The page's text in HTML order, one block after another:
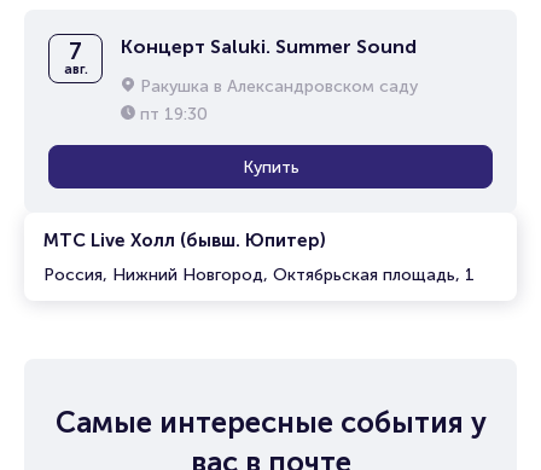
МТС Live Холл (бывш. Юпитер)
Россия, Нижний Новгород, Октябрьская площадь, 1
7
авг.
Концерт Saluki. Summer Sound
Ракушка в Александровском саду
пт 19:30
Купить
Самые интересные события у
вас в почте